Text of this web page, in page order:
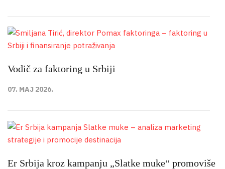
Vodič za faktoring u Srbiji
07. MAJ 2026.
Er Srbija kroz kampanju „Slatke muke“ promoviše